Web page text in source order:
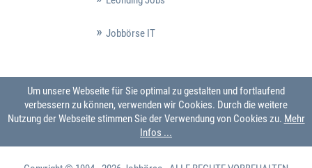
Jobbörse IT
Um unsere Webseite für Sie optimal zu gestalten und fortlaufend
verbessern zu können, verwenden wir Cookies. Durch die weitere
Nutzung der Webseite stimmen Sie der Verwendung von Cookies zu. Mehr
Infos ...